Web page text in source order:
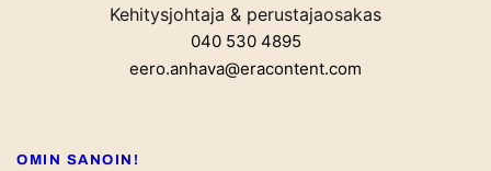
Kehitysjohtaja & perustajaosakas
040 530 4895
eero.anhava@eracontent.com
OMIN SANOIN!